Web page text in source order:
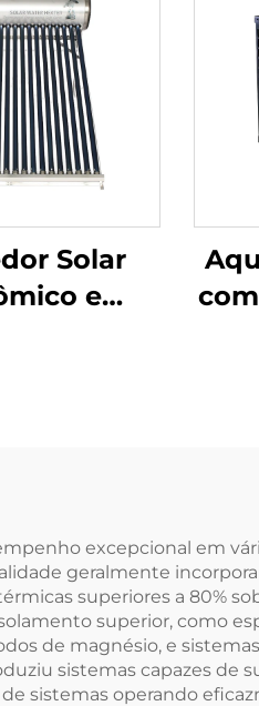
Solar
e
excepcional em
geralmente
superiores a 80%
superior, como
de magnésio, e
sistemas capazes de
sistemas operando